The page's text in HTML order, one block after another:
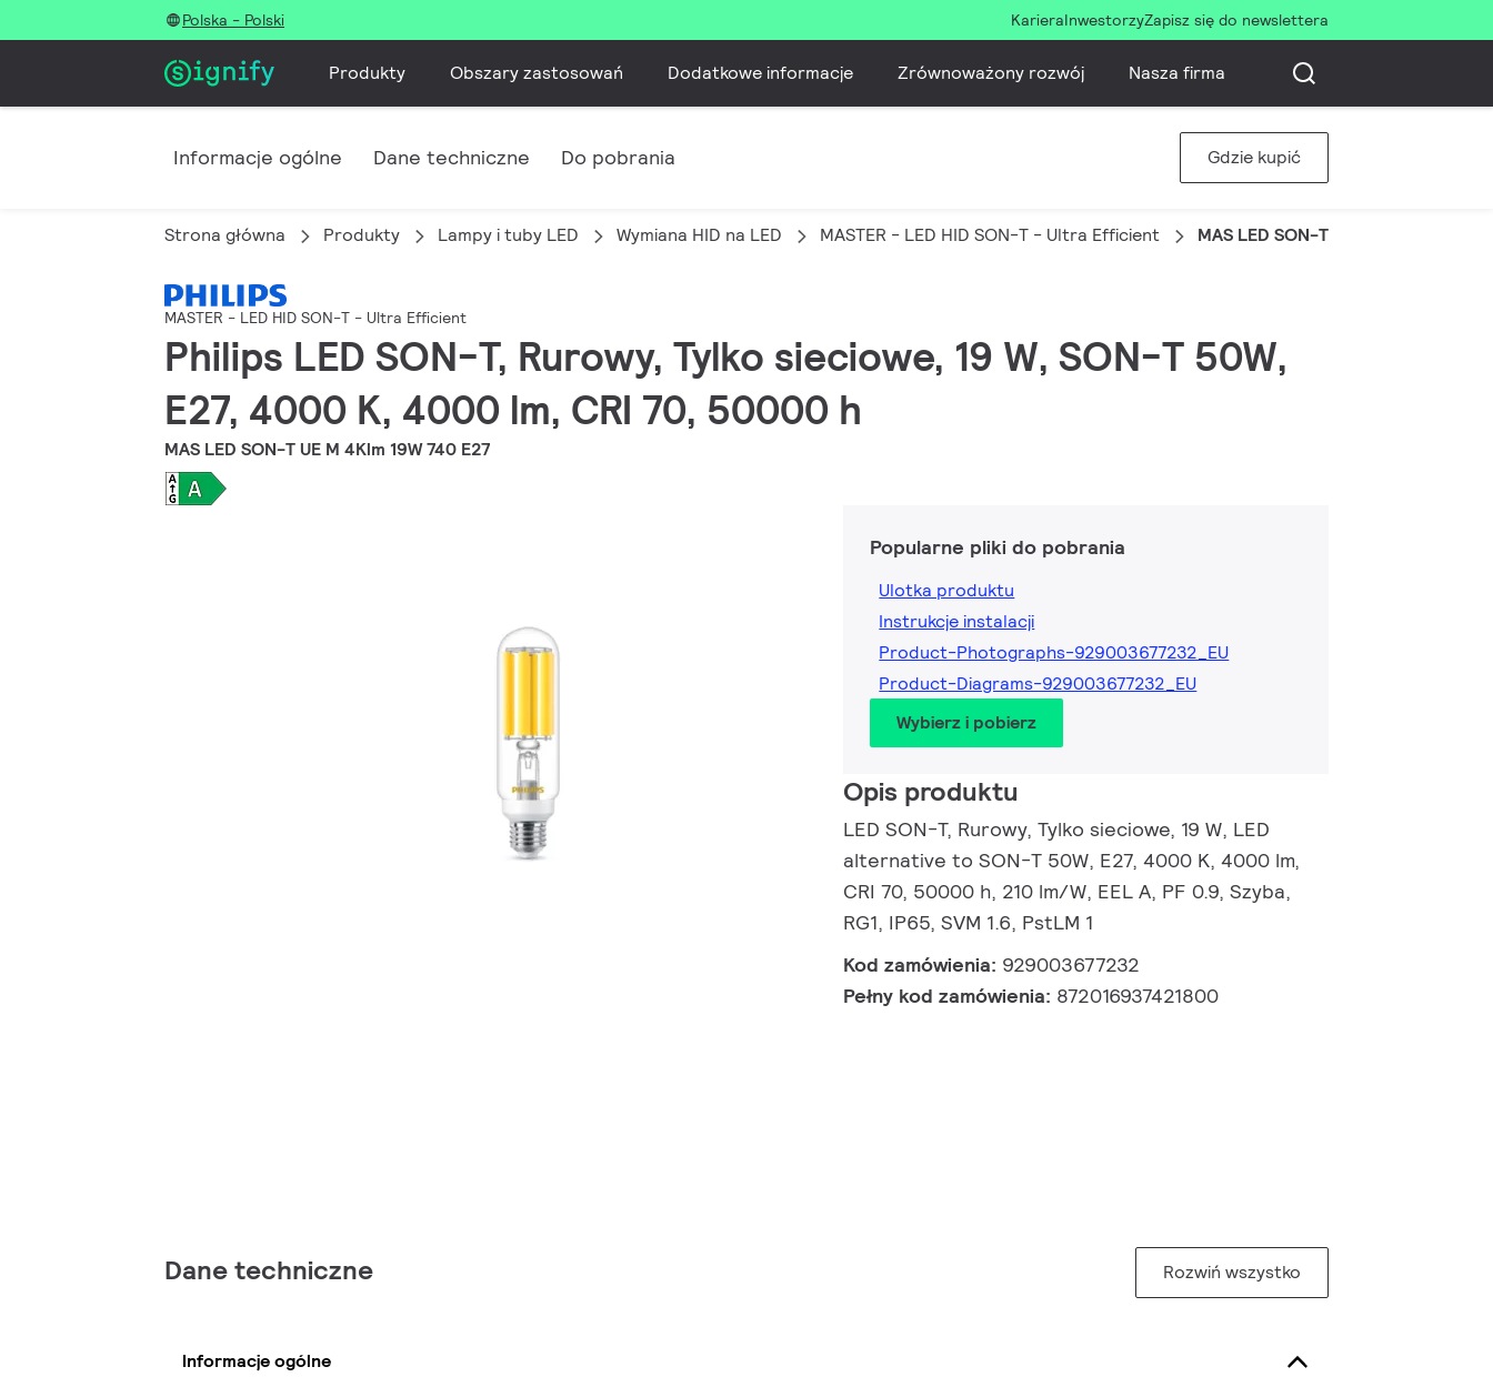
Polska - Polski KarieraInwestorzyZapisz się do newslettera
Produkty Obszary zastosowań Dodatkowe informacje Zrównoważony rozwój Nasza firma
Informacje ogólne Dane techniczne Do pobrania Gdzie kupić
Strona główna Produkty Lampy i tuby LED Wymiana HID na LED MASTER - LED HID SON-T - Ultra Efficient MAS LED SON-T UE M 4Klm 19W
MASTER - LED HID SON-T - Ultra Efficient
Philips LED SON-T, Rurowy, Tylko sieciowe, 19 W, SON-T 50W,
E27, 4000 K, 4000 lm, CRI 70, 50000 h
MAS LED SON-T UE M 4Klm 19W 740 E27
Popularne pliki do pobrania
Ulotka produktu
Instrukcje instalacji
Product-Photographs-929003677232_EU
Product-Diagrams-929003677232_EU
Wybierz i pobierz
Opis produktu
LED SON-T, Rurowy, Tylko sieciowe, 19 W, LED
alternative to SON-T 50W, E27, 4000 K, 4000 lm,
CRI 70, 50000 h, 210 lm/W, EEL A, PF 0.9, Szyba,
RG1, IP65, SVM 1.6, PstLM 1
Kod zamówienia: 929003677232
Pełny kod zamówienia: 872016937421800
Dane techniczne Rozwiń wszystko
Informacje ogólne